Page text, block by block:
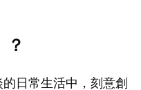
？
日常生活中，刻意創